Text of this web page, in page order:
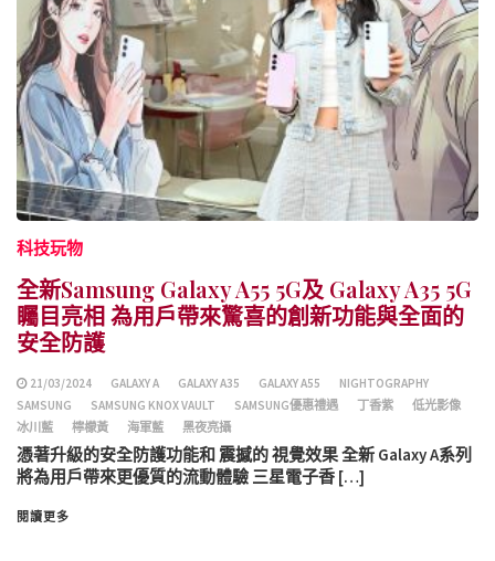
科技玩物
全新Samsung Galaxy A55 5G及 Galaxy A35 5G
矚目亮相 為用戶帶來驚喜的創新功能與全面的
安全防護
21/03/2024 GALAXY A GALAXY A35 GALAXY A55
NIGHTOGRAPHY
SAMSUNG
SAMSUNG KNOX VAULT SAMSUNG優惠禮遇 丁香紫
低光影像
冰川藍
檸檬黃 海軍藍 黑夜亮攝
憑著升級的安全防護功能和 震撼的 視覺效果 全新 Galaxy A系列
將為用戶帶來更優質的流動體驗 三星電子香 […]
閱讀更多